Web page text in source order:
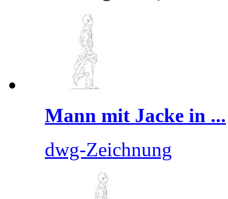
Mann mit Jacke in ...
dwg-Zeichnung